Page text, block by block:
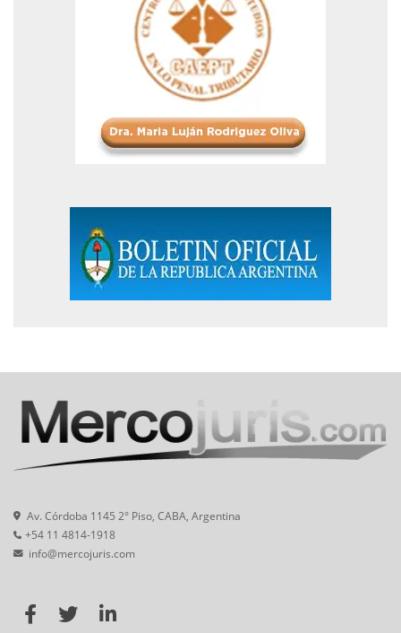
Av. Córdoba 1145 2° Piso, CABA, Argentina
+54 11 4814-1918
info@mercojuris.com